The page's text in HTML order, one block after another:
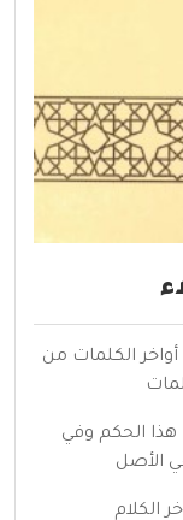
الكلمات من
هذا الحكم وفي
الأصل
الكلام